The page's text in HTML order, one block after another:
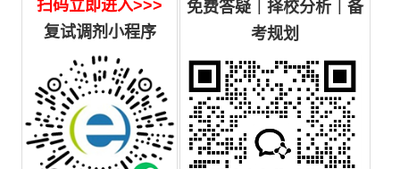
扫码立即进入>>>
复试调剂小程序
免费答疑｜择校分析｜备
考规划